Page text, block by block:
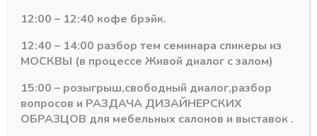
STANDART
Алюминиевый
профиль Standart
STANDART
Алюминиевый
профиль Standart
12:00 – 12:40 кофе брэйк.
12:40 – 14:00 разбор тем семинара спикеры из
МОСКВЫ (в процессе Живой диалог с залом)
15:00 – розыгрыш,свободный диалог,разбор
вопросов и РАЗДАЧА ДИЗАЙНЕРСКИХ
ОБРАЗЦОВ для мебельных салонов и выставок .